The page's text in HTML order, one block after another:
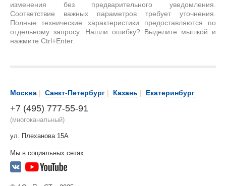
изменения без предварительного уведомления.
Соответствие важных параметров требует уточнения.
Полные технические характеристики предоставляются по
отдельному запросу. Нашли ошибку? Выделите мышкой и
нажмите Ctrl+Enter.
Москва | Санкт-Петербург | Казань | Екатеринбург
+7 (495) 777-55-91
(многоканальный)
ул. Плеханова 15А
Мы в социальных сетях: